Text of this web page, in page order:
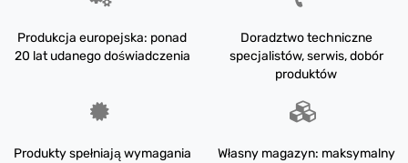
Produkcja europejska: ponad
20 lat udanego doświadczenia
Doradztwo techniczne
specjalistów, serwis, dobór
produktów
Produkty spełniają wymagania
Własny magazyn: maksymalny